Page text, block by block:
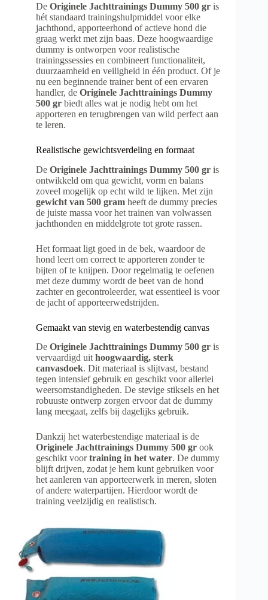
De Originele Jachttrainings Dummy 500 gr is
hét standaard trainingshulpmiddel voor elke
jachthond, apporteerhond of actieve hond die
graag werkt met zijn baas. Deze hoogwaardige
dummy is ontworpen voor realistische
trainingssessies en combineert functionaliteit,
duurzaamheid en veiligheid in één product. Of je
nu een beginnende trainer bent of een ervaren
handler, de Originele Jachttrainings Dummy
500 gr biedt alles wat je nodig hebt om het
apporteren en terugbrengen van wild perfect aan
te leren.
Realistische gewichtsverdeling en formaat
De Originele Jachttrainings Dummy 500 gr is
ontwikkeld om qua gewicht, vorm en balans
zoveel mogelijk op echt wild te lijken. Met zijn
gewicht van 500 gram heeft de dummy precies
de juiste massa voor het trainen van volwassen
jachthonden en middelgrote tot grote rassen.
Het formaat ligt goed in de bek, waardoor de
hond leert om correct te apporteren zonder te
bijten of te knijpen. Door regelmatig te oefenen
met deze dummy wordt de beet van de hond
zachter en gecontroleerder, wat essentieel is voor
de jacht of apporteerwedstrijden.
Gemaakt van stevig en waterbestendig canvas
De Originele Jachttrainings Dummy 500 gr is
vervaardigd uithoogwaardig, sterk
canvasdoek. Dit materiaal is slijtvast, bestand
tegen intensief gebruik en geschikt voor allerlei
weersomstandigheden. De stevige stiksels en het
robuuste ontwerp zorgen ervoor dat de dummy
lang meegaat, zelfs bij dagelijks gebruik.
Dankzij het waterbestendige materiaal is de
Originele Jachttrainings Dummy 500 gr ook
geschikt voortraining in het water. De dummy
blijft drijven, zodat je hem kunt gebruiken voor
het aanleren van apporteerwerk in meren, sloten
of andere waterpartijen. Hierdoor wordt de
training veelzijdig en realistisch.